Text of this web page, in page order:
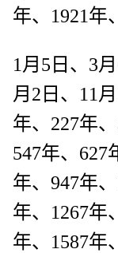
年、1921年
1月5日、3
月2日、11
年、227年
547年、627
年、947年
年、1267年
年、1587年